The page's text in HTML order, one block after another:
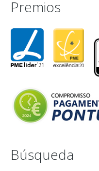
Premios
Búsqueda